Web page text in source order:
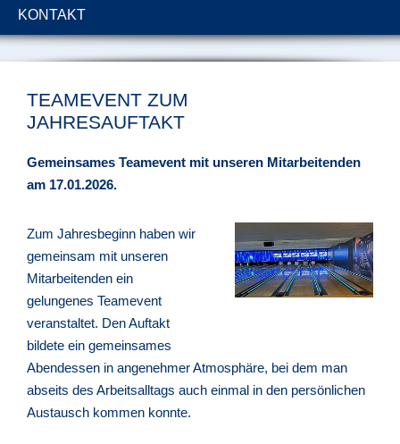
KONTAKT
TEAMEVENT ZUM
JAHRESAUFTAKT
Gemeinsames Teamevent mit unseren Mitarbeitenden
am 17.01.2026.
Zum Jahresbeginn haben wir
gemeinsam mit unseren
Mitarbeitenden ein
gelungenes Teamevent
veranstaltet. Den Auftakt
bildete ein gemeinsames
Abendessen in angenehmer Atmosphäre, bei dem man
abseits des Arbeitsalltags auch einmal in den persönlichen
Austausch kommen konnte.